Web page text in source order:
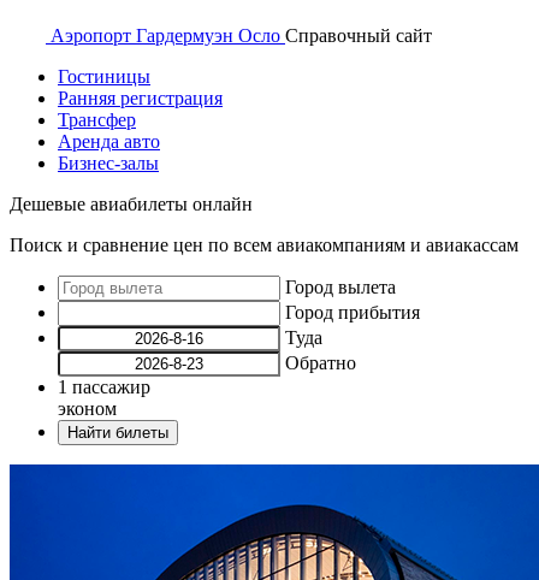
Аэропорт Гардермуэн Осло Справочный сайт
Гостиницы
Ранняя регистрация
Трансфер
Аренда авто
Бизнес-залы
Дешевые авиабилеты онлайн
Поиск и сравнение цен по всем авиакомпаниям и авиакассам
Город вылета
Город прибытия
Туда
Обратно
1 пассажир
эконом
Найти билеты